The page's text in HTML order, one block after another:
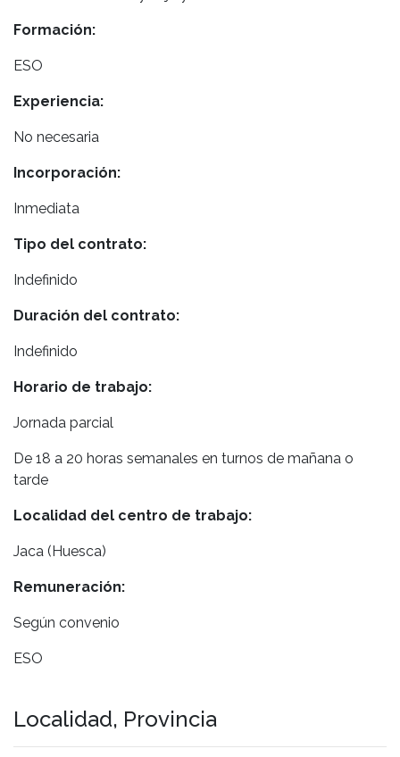
Formación:
ESO
Experiencia:
No necesaria
Incorporación:
Inmediata
Tipo del contrato:
Indefinido
Duración del contrato:
Indefinido
Horario de trabajo:
Jornada parcial
De 18 a 20 horas semanales en turnos de mañana o
tarde
Localidad del centro de trabajo:
Jaca (Huesca)
Remuneración:
Según convenio
ESO
Localidad, Provincia